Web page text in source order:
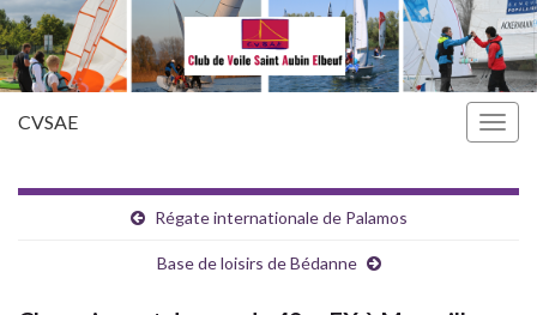
CVSAE
Régate internationale de Palamos
Base de loisirs de Bédanne